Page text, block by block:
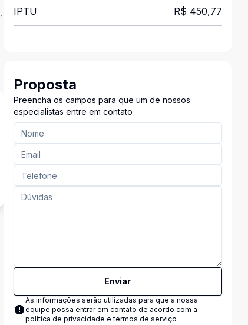
IPTU R$ 450,77
Proposta
Preencha os campos para que um de nossos
especialistas entre em contato
Enviar
As informações serão utilizadas para que a nossa
equipe possa entrar em contato de acordo com a
política de privacidade e termos de serviço